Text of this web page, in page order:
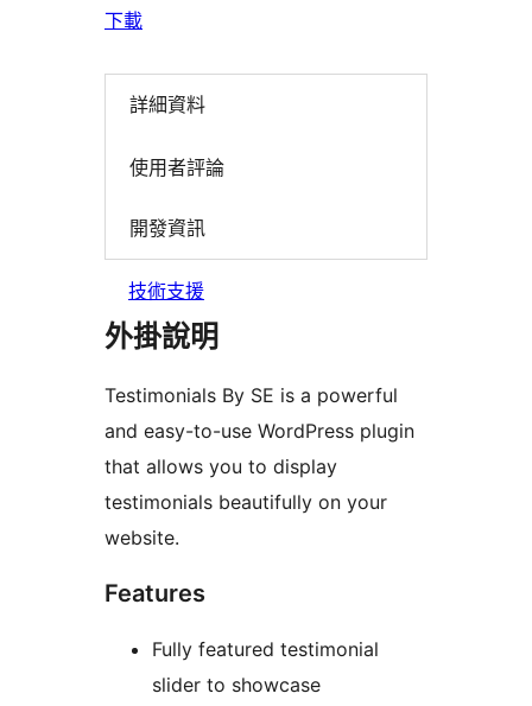
下載
詳細資料
使用者評論
開發資訊
技術支援
外掛說明
Testimonials By SE is a powerful
and easy-to-use WordPress plugin
that allows you to display
testimonials beautifully on your
website.
Features
Fully featured testimonial
slider to showcase